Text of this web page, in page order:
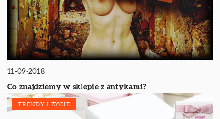
11-09-2018
Co znajdziemy w sklepie z antykami?
TRENDY I ŻYCIE